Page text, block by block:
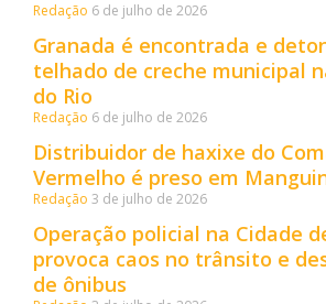
Redação 6 de julho de 2026
Granada é encontrada e
telhado de creche municipal
do Rio
Redação 6 de julho de 2026
Distribuidor de haxixe do
Vermelho é preso em
Redação 3 de julho de 2026
Operação policial na Cidade
provoca caos no trânsito e
de ônibus